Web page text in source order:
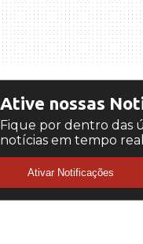
Ative nossas
Fique por dentro das
notícias em tempo
Ativar Notificações